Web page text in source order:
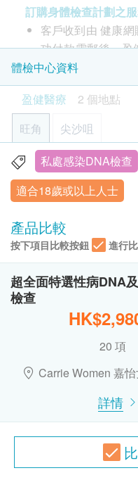
血壓
體質指標
身高
脈搏率
詳細醫學問卷
體重
衣原體檢測
微小脲原體
陰道滴蟲
性病基因測試
人型支原體
生殖支原體
解脲支原體
白色念珠菌DNA測試
醫生解釋報告及總括
HK$1,260.0
腎臟超聲波
HK$1,260.0
全腹部超聲波 (肝、膽
HK$
膽固醇檢查組合
HK$480.0
超薄柏氏子宮頸抹片檢
HK$1,400.0
超薄子宮頸細胞抹片檢
只限有性經驗女性
HK$540.0
幽門螺旋菌吹氣測試
乳房X光造影連註冊醫
只限40歲或以上女士進
HK$2,250.0
抗原抗體或種菌檢測
少量病原體便可檢測
訂購身體檢查計劃之
客戶收到由 健康
功付款電郵後，盈
電客戶預約身體檢
客戶亦可自行致
絡。 (辦公時間：
30分)
客戶必須於預約當
以確認身份。
請注意: 由2025年6
疫苗計劃，有效期
訂購一經確認，不
進行身體檢查後，
天內發出驗身報告
除了個別計劃由醫
註冊護士在電話上
所有自選項目一經
如有爭議，健康網
留最後決定權。
所有身體檢查並非
提醒閣下，儘管檢
能有某些隱藏的疾
故當閣下身體出現
體檢中心資料
盈健醫療
2 個地點
旺角
尖沙咀
旺角-健柏醫學造影中心
辦公樓一期7樓712室
星期一至六︰9:00a.m. –
星期日及公眾假期︰休息
私處感染DNA檢查
適合18歲或以上人士
產品比較
按下項目比較按鈕 進行
超全面特選性病DNA
檢查
20 項
Carrie Women 嘉
詳情